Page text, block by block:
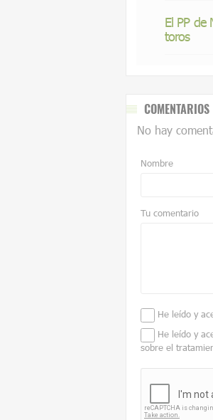
El PP de
toros
COMENTARIOS
No hay
Nombre
Tu comentario
He leído y
He leído y
sobre el